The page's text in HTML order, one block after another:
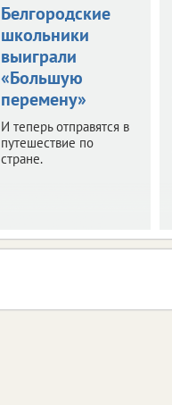
Белгородские
школьники
выиграли
«Большую
перемену»
И теперь отправятся в
путешествие по
стране.